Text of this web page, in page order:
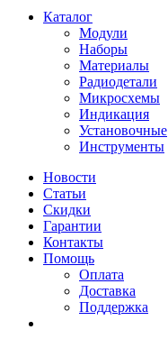
Каталог
Модули
Наборы
Материалы
Радиодетали
Микросхемы
Индикация
Установочные
Инструменты
Новости
Статьи
Скидки
Гарантии
Контакты
Помощь
Оплата
Доставка
Поддержка